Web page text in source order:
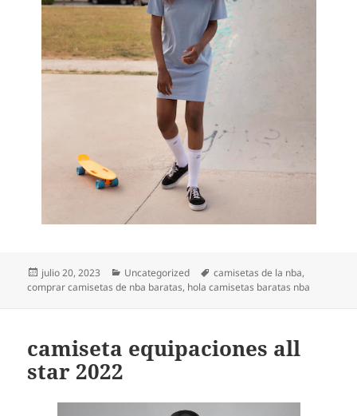
Publicado
el
julio 20, 2023 Categorías
Uncategorized Etiquetas
camisetas de la nba,
comprar camisetas de nba baratas, hola camisetas baratas nba
camiseta equipaciones all
star 2022